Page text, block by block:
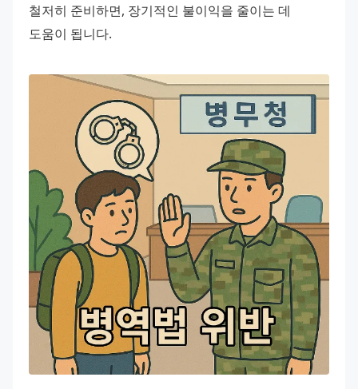
철저히 준비하면, 장기적인 불이익을 줄이는 데
도움이 됩니다.